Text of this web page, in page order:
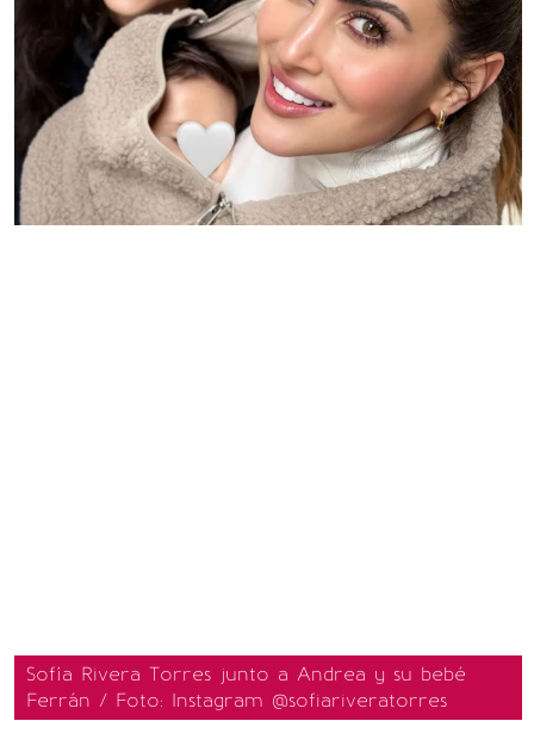
Sofía Rivera Torres junto a Andrea y su bebé
Ferrán / Foto: Instagram @sofiariveratorres